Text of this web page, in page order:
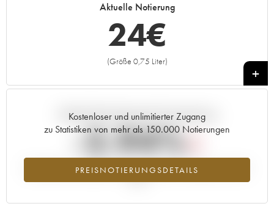
Aktuelle Notierung
24€
(Größe 0,75 Liter)
+
Kostenloser und unlimitierter Zugang
zu Statistiken von mehr als 150.000 Notierungen
PREISNOTIERUNGSDETAILS
Aktuelle Entwicklung der Preisnotierung
-2.94%
Preisabfall des Jahrgangs 1995 im Jahr 2026 im Vergleich zum Jahr